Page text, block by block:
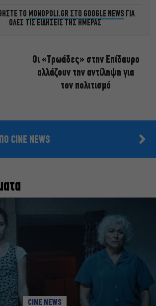
ΤΟ MONOPOLI.GR ΣΤΟ GOOGLE NEWS ΓΙΑ
ΟΛΕΣ ΤΙΣ ΕΙΔΗΣΕΙΣ ΤΗΣ ΗΜΕΡΑΣ
Οι «Τρωάδες» στην Επίδαυρο
αλλάζουν την αντίληψη για
τον πολιτισμό
CINE NEWS
CINE NEWS